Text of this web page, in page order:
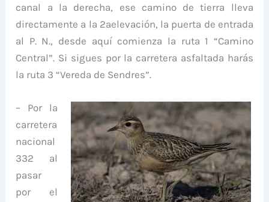
canal a la derecha, ese camino de tierra lleva
directamente a la 2ªelevación, la puerta de entrada
al P. N., desde aquí comienza la ruta 1 “Camino
Central”. Si sigues por la carretera asfaltada harás
la ruta 3 “Vereda de Sendres”.
– Por la
carretera
nacional
332 al
pasar
por el